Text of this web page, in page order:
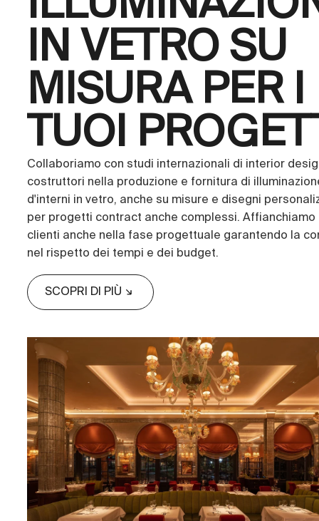
IN VETRO SU
MISURA PER I
TUOI
Collaboriamo con studi internazionali di interior
costruttori nella produzione e fornitura di
d'interni in vetro, anche su misure e disegni
per progetti contract anche complessi. Affianchiamo
clienti anche nella fase progettuale garantendo la
nel rispetto dei tempi e dei budget.
SCOPRI DI PIÙ